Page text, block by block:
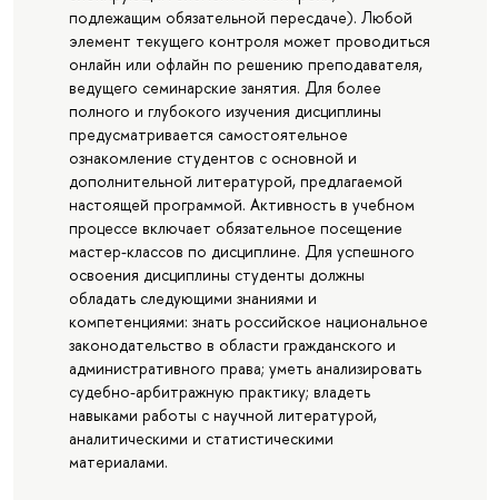
подлежащим обязательной пересдаче). Любой
элемент текущего контроля может проводиться
онлайн или офлайн по решению преподавателя,
ведущего семинарские занятия. Для более
полного и глубокого изучения дисциплины
предусматривается самостоятельное
ознакомление студентов с основной и
дополнительной литературой, предлагаемой
настоящей программой. Активность в учебном
процессе включает обязательное посещение
мастер-классов по дисциплине. Для успешного
освоения дисциплины студенты должны
обладать следующими знаниями и
компетенциями: знать российское национальное
законодательство в области гражданского и
административного права; уметь анализировать
судебно-арбитражную практику; владеть
навыками работы с научной литературой,
аналитическими и статистическими
материалами.